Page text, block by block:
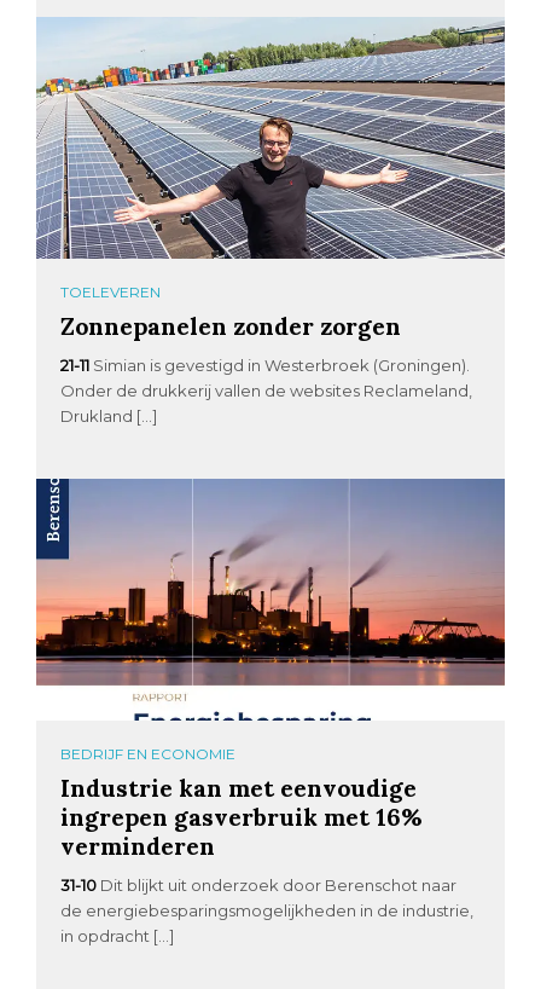
TOELEVEREN
Zonnepanelen zonder zorgen
21-11 Simian is gevestigd in Westerbroek (Groningen).
Onder de drukkerij vallen de websites Reclameland,
Drukland […]
BEDRIJF EN ECONOMIE
Industrie kan met eenvoudige
ingrepen gasverbruik met 16%
verminderen
31-10 Dit blijkt uit onderzoek door Berenschot naar
de energiebesparingsmogelijkheden in de industrie,
in opdracht […]